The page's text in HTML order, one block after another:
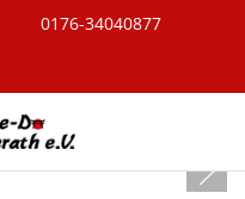
0176-34040877